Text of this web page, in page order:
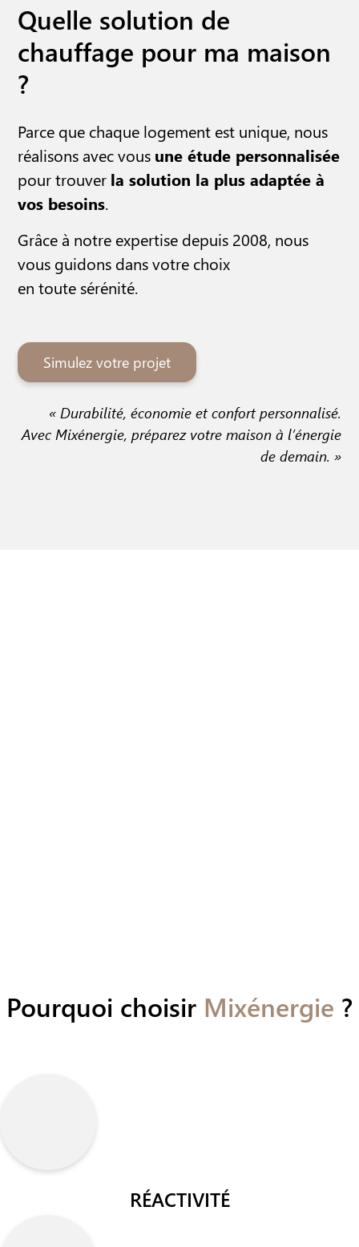
Quelle solution de
chauffage pour ma maison
?
Parce que chaque logement est unique, nous
réalisons avec vous une étude personnalisée
pour trouver la solution la plus adaptée à
vos besoins.
Grâce à notre expertise depuis 2008, nous
vous guidons dans votre choix
en toute sérénité.
Simulez votre projet
« Durabilité, économie et confort personnalisé.
Avec Mixénergie, préparez votre maison à l’énergie
de demain. »
Pourquoi choisir Mixénergie ?
RÉACTIVITÉ